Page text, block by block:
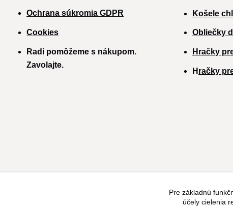
Ochrana súkromia GDPR
Cookies
Radi pomôžeme s nákupom.
Zavolajte.
Košele
Obliečky
Hračky
H račky
Pre základnú
účely cielenia